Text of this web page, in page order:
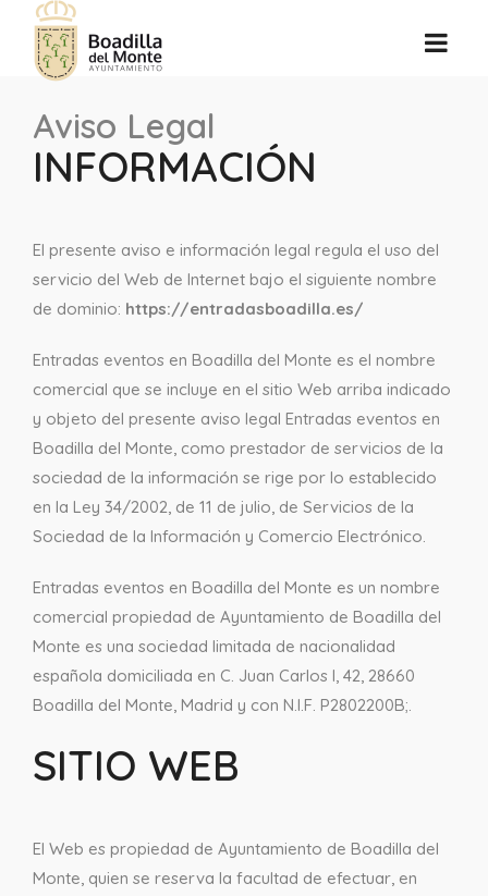
Aviso Legal
INFORMACIÓN
El presente aviso e información legal regula el uso del
servicio del Web de Internet bajo el siguiente nombre
de dominio: https://entradasboadilla.es/
Entradas eventos en Boadilla del Monte es el nombre
comercial que se incluye en el sitio Web arriba indicado
y objeto del presente aviso legal Entradas eventos en
Boadilla del Monte, como prestador de servicios de la
sociedad de la información se rige por lo establecido
en la Ley 34/2002, de 11 de julio, de Servicios de la
Sociedad de la Información y Comercio Electrónico.
Entradas eventos en Boadilla del Monte es un nombre
comercial propiedad de Ayuntamiento de Boadilla del
Monte es una sociedad limitada de nacionalidad
española domiciliada en C. Juan Carlos I, 42, 28660
Boadilla del Monte, Madrid y con N.I.F. P2802200B;.
SITIO WEB
El Web es propiedad de Ayuntamiento de Boadilla del
Monte, quien se reserva la facultad de efectuar, en